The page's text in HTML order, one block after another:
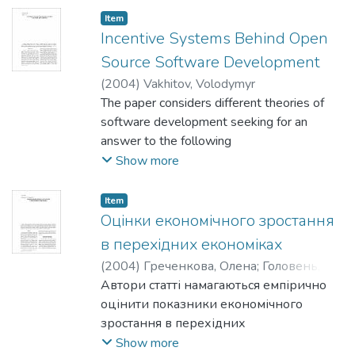
фактори впливу обґрунтовуються
даними щодо стану країн із перехідною
економікою та України
зокрема. При вирішенні проблеми
враховується також світовий досвід. На
основі цього зроблено
висновки стосовно шляхів подолання
бідності в Україні.
demand structure.
Item
Incentive Systems Behind Open
Source Software Development
(2004) Vakhitov, Volodymyr
The paper considers different theories of
software development seeking for an
answer to the following
question: Why do all those numerous user-
time and efforts to
produce a virtually free public good? A long
with standard economic approach
borrowedfrom the theory of the
firm, new theories particular for specifically
open source software development are
also present.
Show more
Item
Оцінки економічного зростання
в перехідних економіках
(2004) Греченкова, Олена; Головень,
Віктор
Автори статті намагаються емпірично
оцінити показники економічного
зростання в перехідних
економіках, використовуючи панельні
Show more